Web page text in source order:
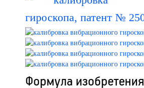
Формула изобретения